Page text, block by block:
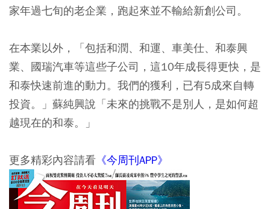
家年過七旬的老企業，跑起來並不輸給新創公司。
在本業以外，「包括和潤、和運、車美仕、和泰興
業、國瑞汽車等這些子公司，這10年成長得更快，是
和泰快速前進的動力。我們的獲利，已有5成來自轉
投資。」蘇純興說「未來的挑戰不是別人，是如何超
越現在的和泰。」
更多精彩內容請看 《今周刊APP》